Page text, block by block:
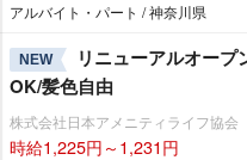
アルバイト・パート / 神奈川県
NEW
リニューアルオー
OK/髪色自由
株式会社日本アメニティライフ協会
時給1,225円～1,231円